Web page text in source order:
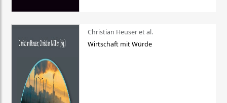
Christian Heuser et al.
Wirtschaft mit Würde